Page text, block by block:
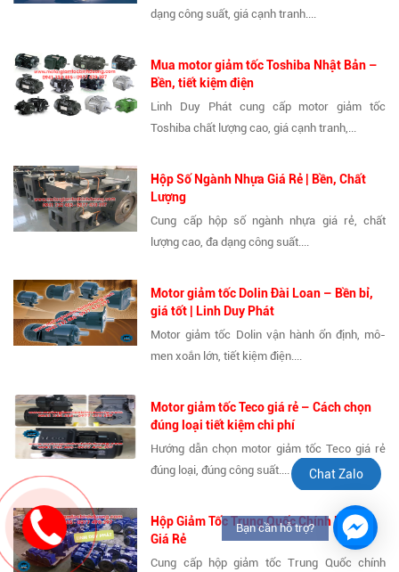
dạng công suất, giá cạnh tranh....
Mua motor giảm tốc Toshiba Nhật Bản –
Bền, tiết kiệm điện
Linh Duy Phát cung cấp motor giảm tốc
Toshiba chất lượng cao, giá cạnh tranh,...
Hộp Số Ngành Nhựa Giá Rẻ | Bền, Chất
Lượng
Cung cấp hộp số ngành nhựa giá rẻ, chất
lượng cao, đa dạng công suất....
Motor giảm tốc Dolin Đài Loan – Bền bỉ,
giá tốt | Linh Duy Phát
Motor giảm tốc Dolin vận hành ổn định, mô-
men xoắn lớn, tiết kiệm điện....
Motor giảm tốc Teco giá rẻ – Cách chọn
đúng loại tiết kiệm chi phí
Hướng dẫn chọn motor giảm tốc Teco giá rẻ
đúng loại, đúng công suất....
Hộp Giảm Tốc Trung Quốc Chính Hãng,
Giá Rẻ
Cung cấp hộp giảm tốc Trung Quốc chính
Chat Zalo
Bạn cần hỗ trợ?